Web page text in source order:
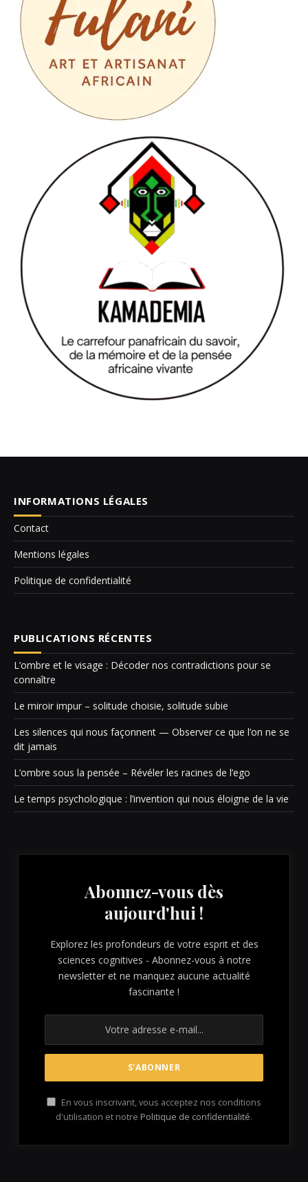
INFORMATIONS LÉGALES
Contact
Mentions légales
Politique de confidentialité
PUBLICATIONS RÉCENTES
L’ombre et le visage : Décoder nos contradictions pour se
connaître
Le miroir impur – solitude choisie, solitude subie
Les silences qui nous façonnent — Observer ce que l’on ne se
dit jamais
L’ombre sous la pensée – Révéler les racines de l’ego
Le temps psychologique : l’invention qui nous éloigne de la vie
Abonnez-vous dès
aujourd'hui !
Explorez les profondeurs de votre esprit et des
sciences cognitives - Abonnez-vous à notre
newsletter et ne manquez aucune actualité
fascinante !
En vous inscrivant, vous acceptez nos conditions
d'utilisation et notre Politique de confidentialité.